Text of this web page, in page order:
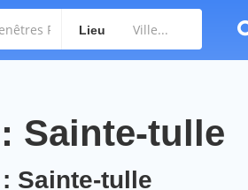
Lieu
Sainte-tulle
Sainte-tulle